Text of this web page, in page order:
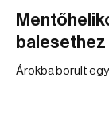
balesethez
Árokba borult